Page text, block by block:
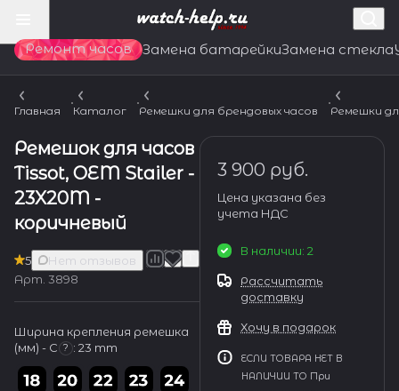
Ремонт часов Замена батарейкиЗамена стекла
Главная Каталог Ремешки для брендовых часов Ремешки
Ремешок для часов
Tissot, OEM Stailer -
23X20M -
коричневый
5
Нет отзывов
Арт. 3898
Ширина крепления ремешка
(мм) - С ? : 23 mm
3 900 руб.
Цена указана без
учета НДС
В наличии: 2
Рассчитать
доставку
Хочу в подарок
ЕСЛИ ТОВАРА НЕТ В
НАЛИЧИИ ТО При